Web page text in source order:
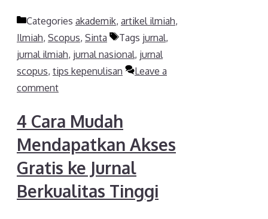
Categories akademik, artikel ilmiah,
Ilmiah, Scopus, Sinta Tags jurnal,
jurnal ilmiah, jurnal nasional, jurnal
scopus, tips kepenulisan
Leave a
comment
4 Cara Mudah
Mendapatkan Akses
Gratis ke Jurnal
Berkualitas Tinggi